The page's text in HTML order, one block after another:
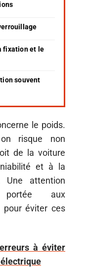
fixation et le
souvent
le poids.
risque non
de la voiture
et à la
Une attention
aux
pour éviter ces
à éviter